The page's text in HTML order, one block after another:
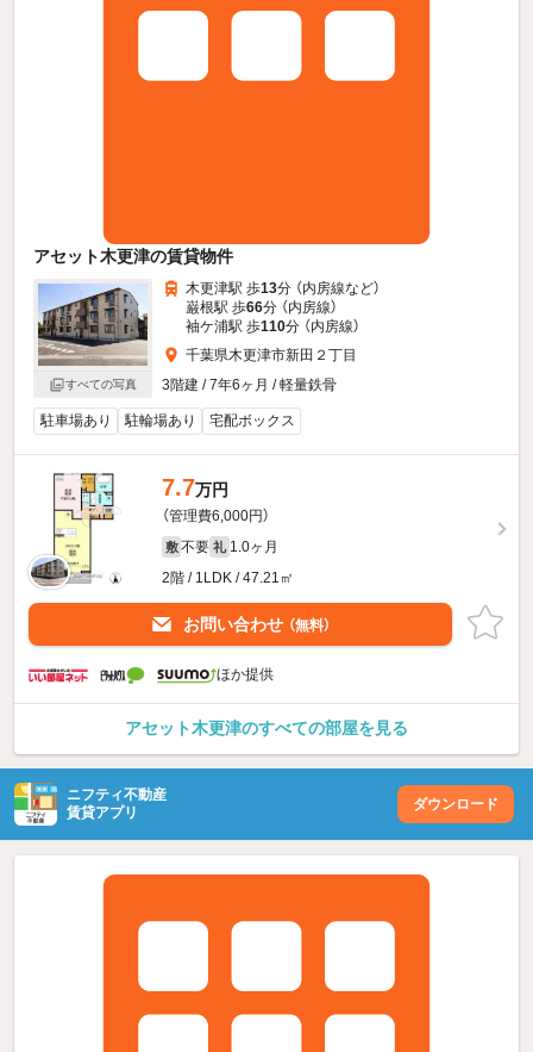
アセット木更津の賃貸物件
すべての写真
木更津駅 歩13分 （内房線など）
巌根駅 歩66分 （内房線）
袖ケ浦駅 歩110分 （内房線）
千葉県木更津市新田２丁目
3階建 / 7年6ヶ月 / 軽量鉄骨
駐車場あり 駐輪場あり 宅配ボックス
7.7万円
（管理費6,000円）
敷 不要 礼 1.0ヶ月
2階 / 1LDK / 47.21㎡
お問い合わせ （無料）
ほか提供
アセット木更津のすべての部屋を見る
ニフティ不動産
賃貸アプリ
ダウンロード